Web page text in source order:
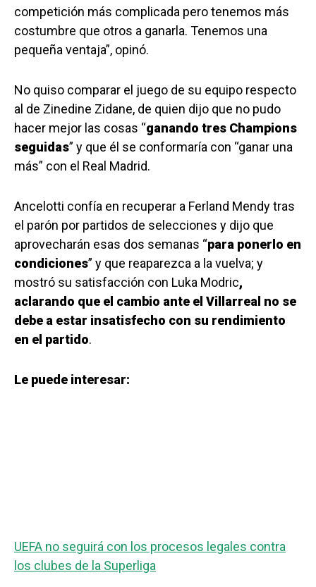
competición más complicada pero tenemos más
costumbre que otros a ganarla. Tenemos una
pequeña ventaja”, opinó.
No quiso comparar el juego de su equipo respecto
al de Zinedine Zidane, de quien dijo que no pudo
hacer mejor las cosas “ganando tres Champions
seguidas” y que él se conformaría con “ganar una
más” con el Real Madrid.
Ancelotti confía en recuperar a Ferland Mendy tras
el parón por partidos de selecciones y dijo que
aprovecharán esas dos semanas “para ponerlo en
condiciones” y que reaparezca a la vuelva; y
mostró su satisfacción con Luka Modric,
aclarando que el cambio ante el Villarreal no se
debe a estar insatisfecho con su rendimiento
en el partido.
Le puede interesar:
UEFA no seguirá con los procesos legales contra
los clubes de la Superliga